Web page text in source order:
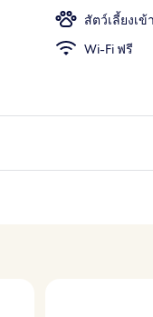
สัตว์เลี้ยงเข้
Wi-Fi ฟรี